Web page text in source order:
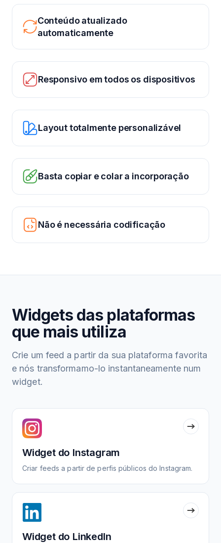
Conteúdo atualizado
automaticamente
Responsivo em todos os dispositivos
Layout totalmente personalizável
Basta copiar e colar a incorporação
Não é necessária codificação
Widgets das plataformas
que mais utiliza
Crie um feed a partir da sua plataforma favorita
e nós transformamo-lo instantaneamente num
widget.
Widget do Instagram
Criar feeds a partir de perfis públicos do Instagram.
Widget do LinkedIn